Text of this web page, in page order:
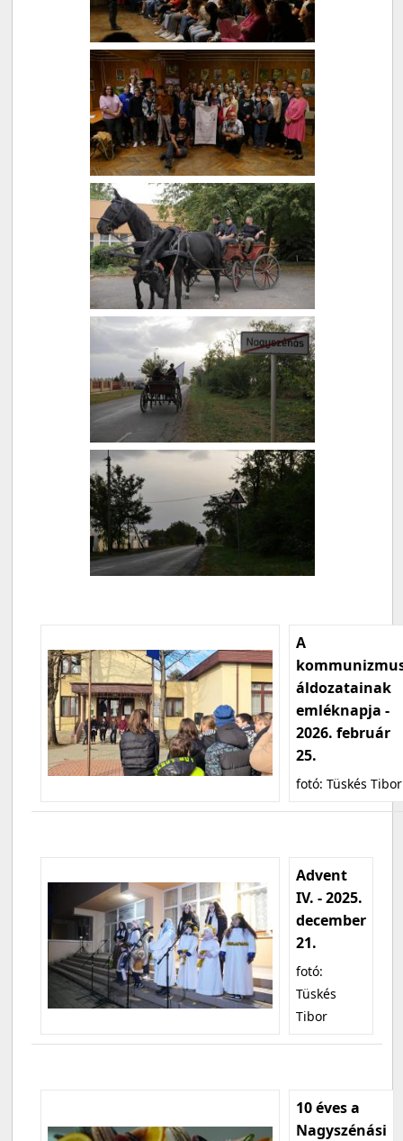
A
áldozatainak
emléknapja -
2026. február
25.
fotó: Tüskés Tibor
Advent
IV. - 2025.
december
21.
fotó:
Tüskés
Tibor
10 éves a
Nagyszénási